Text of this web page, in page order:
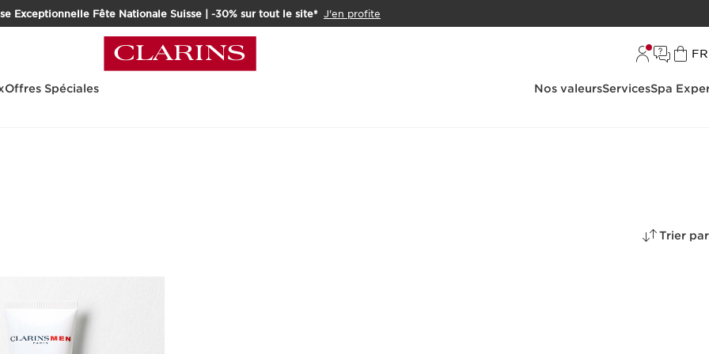
Exceptionnelle Fête Nationale Suisse | -30% sur tout le site* J'en profite
FR
Offres Spéciales Nos valeursServicesSpa
Trier par